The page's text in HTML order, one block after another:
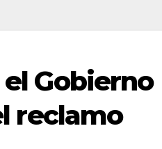
Gobierno
reclamo